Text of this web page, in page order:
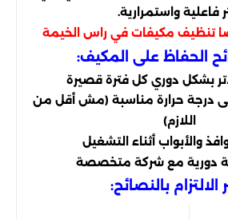
فاعلية واستمرارية.
تنظيف مكيفات في راس الخيمة
الحفاظ على المكيف:
بشكل دوري كل فترة قصيرة
درجة حرارة مناسبة (مش أقل من
اللازم)
والأبواب أثناء التشغيل
دورية مع شركة متخصصة
الالتزام بالنصائح: